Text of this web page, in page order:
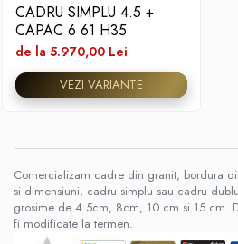
CADRU SIMPLU 4.5 +
CAPAC 6 61 H35
de la 5.970,00 Lei
VEZI VARIANTE
Comercializam cadre din granit, bordura
si dimensiuni, cadru simplu sau cadru
grosime de 4.5cm, 8cm, 10 cm si 15 cm.
fi modificate la termen.